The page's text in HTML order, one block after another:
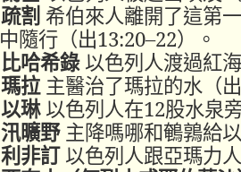
疏割 希伯來人離開了這第
中隨行 （出13:20–22）。
比哈希錄以色列人渡過紅海
瑪拉主醫治了瑪拉的水 （出
以琳以色列人在12股水泉
汛曠野主降嗎哪和鵪鶉給以
利 非訂以色列人跟亞瑪力